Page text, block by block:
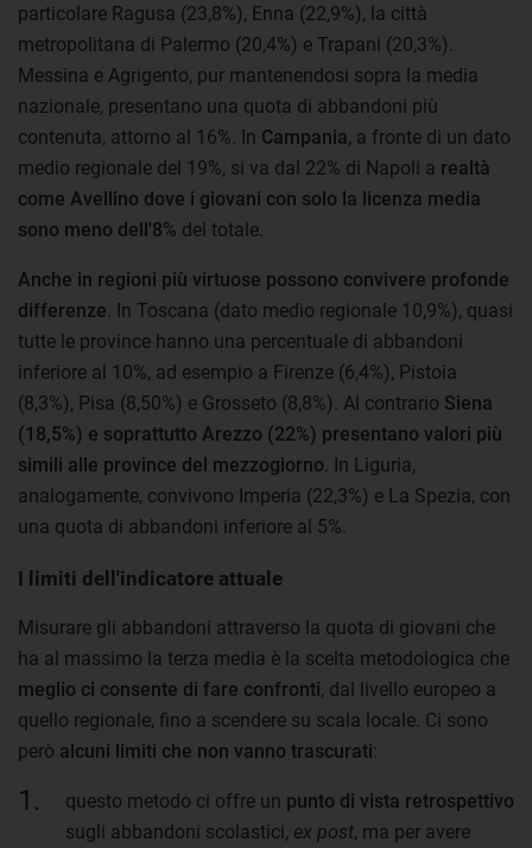
particolare Ragusa (23,8%), Enna (22,9%), la città
metropolitana di Palermo (20,4%) e Trapani (20,3%).
Messina e Agrigento, pur mantenendosi sopra la media
nazionale, presentano una quota di abbandoni più
contenuta, attorno al 16%. In Campania, a fronte di un dato
medio regionale del 19%, si va dal 22% di Napoli a realtà
come Avellino dove i giovani con solo la licenza media
sono meno dell'8% del totale.
Anche in regioni più virtuose possono convivere profonde
differenze . In Toscana (dato medio regionale 10,9%), quasi
tutte le province hanno una percentuale di abbandoni
inferiore al 10%, ad esempio a Firenze (6,4%), Pistoia
(8,3%), Pisa (8,50%) e Grosseto (8,8%). Al contrario Siena
(18,5%) e soprattutto Arezzo (22%) presentano valori più
simili alle province del mezzogiorno . In Liguria,
analogamente, convivono Imperia (22,3%) e La Spezia, con
una quota di abbandoni inferiore al 5%.
I limiti dell'indicatore attuale
Misurare gli abbandoni attraverso la quota di giovani che
ha al massimo la terza media è la scelta metodologica che
meglio ci consente di fare confronti, dal livello europeo a
quello regionale, fino a scendere su scala locale. Ci sono
però alcuni limiti che non vanno trascurati:
questo metodo ci offre un punto di vista retrospettivo
sugli abbandoni scolastici, ex post, ma per avere